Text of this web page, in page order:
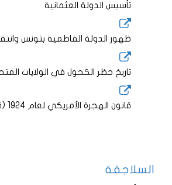
تأسيس الدولة العثمانية
ظهور الدولة الفاطمية بتونس
تاريخ حظر الكحول في الولايات
قانون الهجرة الأمريكي لعام 1924 (قانون جونسون-ريد)
السلاجقة